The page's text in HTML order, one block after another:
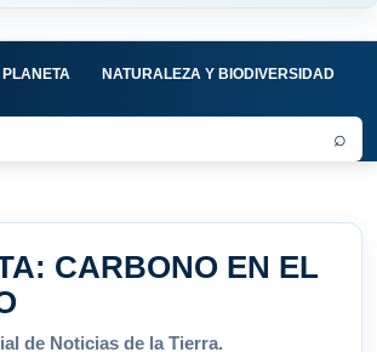
NATURALEZA Y BIODIVERSIDAD
⌕
CARBONO EN EL
de Noticias de la Tierra.